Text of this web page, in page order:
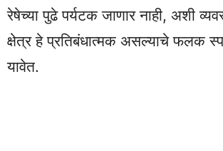
रेषेच्या पुढे पर्यटक जाणार नाही, अशी
क्षेत्र हे प्रतिबंधात्मक असल्याचे फलक
यावेत.